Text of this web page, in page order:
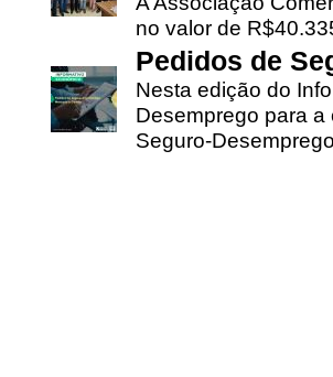
no valor de
Pedidos de
Nesta edição do
Desemprego para
Seguro-